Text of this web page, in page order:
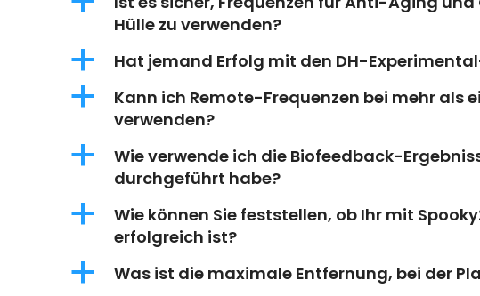
Hülle zu verwenden?
a Hat jemand Erfolg mit den DH-
a
Kann ich Remote-Frequenzen bei mehr als
verwenden?
a
Wie verwende ich die Biofeedback-
durchgeführt habe?
a
Wie können Sie feststellen, ob Ihr mit
erfolgreich ist?
a Was ist die maximale Entfernung, bei der